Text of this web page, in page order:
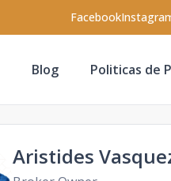
Facebook
Blog Politicas de
Aristides